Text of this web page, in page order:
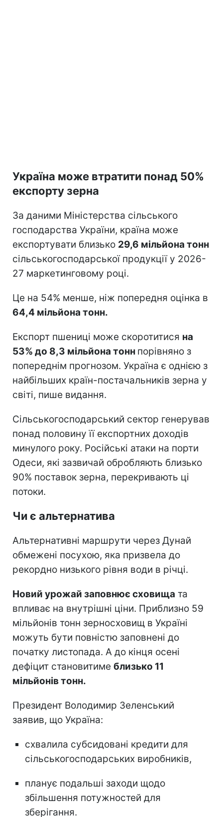
Україна може втратити понад 50%
експорту зерна
За даними Міністерства сільського
господарства України, країна може
експортувати близько 29,6 мільйона тонн
сільськогосподарської продукції у 2026-
27 маркетинговому році.
Це на 54% менше, ніж попередня оцінка в
64,4 мільйона тонн.
Експорт пшениці може скоротитися на
53% до 8,3 мільйона тонн порівняно з
попереднім прогнозом. Україна є однією з
найбільших країн-постачальників зерна у
світі, пише видання.
Сільськогосподарський сектор генерував
понад половину її експортних доходів
минулого року. Російські атаки на порти
Одеси, які зазвичай обробляють близько
90% поставок зерна, перекривають ці
потоки.
Чи є альтернатива
Альтернативні маршрути через Дунай
обмежені посухою, яка призвела до
рекордно низького рівня води в річці.
Новий урожай заповнює сховища та
впливає на внутрішні ціни. Приблизно 59
мільйонів тонн зерносховищ в Україні
можуть бути повністю заповнені до
початку листопада. А до кінця осені
дефіцит становитиме близько 11
мільйонів тонн.
Президент Володимир Зеленський
заявив, що Україна:
схвалила субсидовані кредити для
сільськогосподарських виробників,
планує подальші заходи щодо
збільшення потужностей для
зберігання.